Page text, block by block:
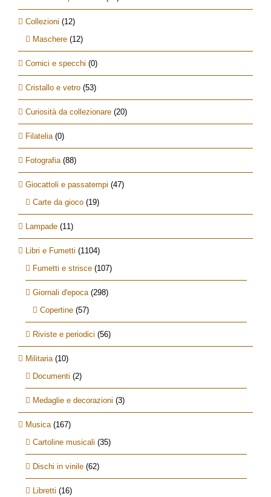
Collezioni (12)
Maschere (12)
Cornici e specchi (0)
Cristallo e vetro (53)
Curiosità da collezionare (20)
Filatelia (0)
Fotografia (88)
Giocattoli e passatempi (47)
Carte da gioco (19)
Lampade (11)
Libri e Fumetti (1104)
Fumetti e strisce (107)
Giornali d'epoca (298)
Copertine (57)
Riviste e periodici (56)
Militaria (10)
Documenti (2)
Medaglie e decorazioni (3)
Musica (167)
Cartoline musicali (35)
Dischi in vinile (62)
Libretti (16)